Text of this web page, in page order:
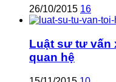
26/10/2015 16
Luật sư tư vấn
quan hệ